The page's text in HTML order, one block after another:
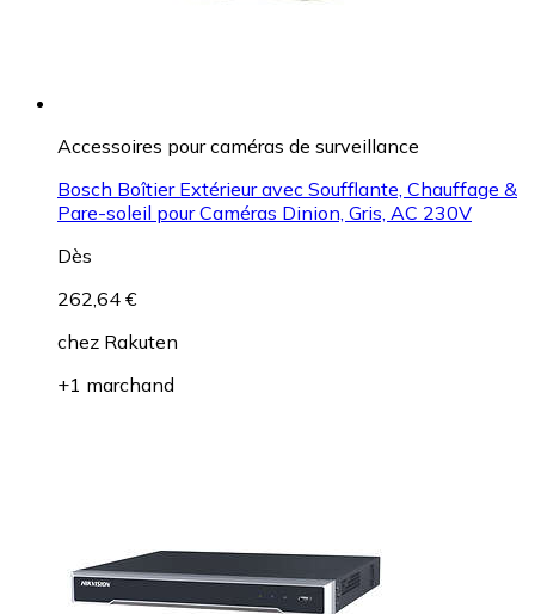
Accessoires pour caméras de surveillance
Bosch Boîtier Extérieur avec Soufflante, Chauffage &
Pare-soleil pour Caméras Dinion, Gris, AC 230V
Dès
262,64 €
chez Rakuten
+1 marchand